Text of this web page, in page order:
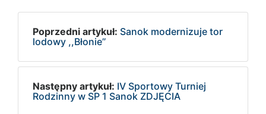
Poprzedni artykuł: Sanok modernizuje tor
lodowy ,,Błonie’’
Następny artykuł: IV Sportowy Turniej
Rodzinny w SP 1 Sanok ZDJĘCIA